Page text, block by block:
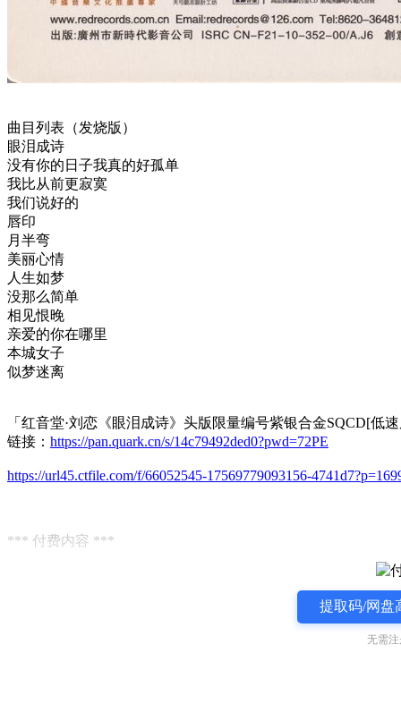
曲目列表（发烧版）
眼泪成诗
没有你的日子我真的好孤单
我比从前更寂寞
我们说好的
唇印
月半弯
美丽心情
人生如梦
没那么简单
相见恨晚
亲爱的你在哪里
本城女子
似梦迷离
「红音堂·刘恋《眼泪成诗》头版限量编号紫银合金SQCD[低
链接： https://pan.quark.cn/s/14c79492ded0?pwd=72PE
https://url45.ctfile.com/f/66052545-17569779093156-
*** 付费内容 ***
提取码/网盘
无需